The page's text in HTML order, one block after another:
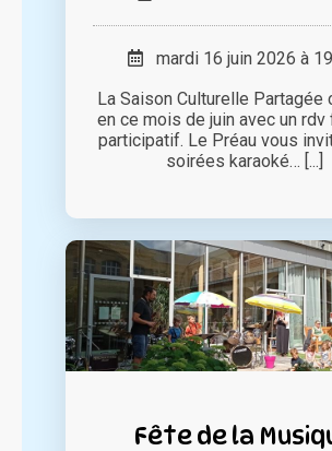
mardi 16 juin 2026 à
La Saison Culturelle Partagée
en ce mois de juin avec un
participatif. Le Préau vous
soirées karaoké… [...]
Fête de la